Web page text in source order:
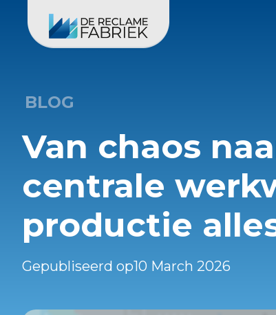
BLOG
Van chaos
centrale
productie
Gepubliseerd op10 March 2026